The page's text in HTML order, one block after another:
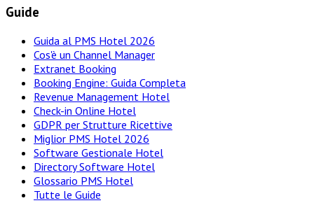
Guide
Guida al PMS Hotel 2026
Cos'è un Channel Manager
Extranet Booking
Booking Engine: Guida Completa
Revenue Management Hotel
Check-in Online Hotel
GDPR per Strutture Ricettive
Miglior PMS Hotel 2026
Software Gestionale Hotel
Directory Software Hotel
Glossario PMS Hotel
Tutte le Guide